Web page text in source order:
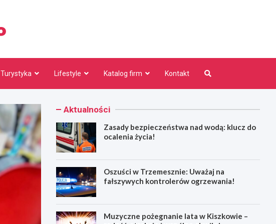
Turystyka Lifestyle Katalog firm Kontakt
Aktualności
Zasady bezpieczeństwa nad wodą: klucz do
ocalenia życia!
Oszuści w Trzemesznie: Uważaj na
fałszywych kontrolerów ogrzewania!
Muzyczne pożegnanie lata w Kiszkowie –